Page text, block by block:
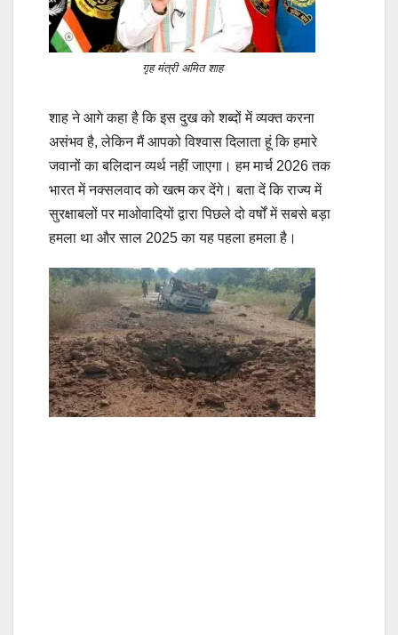
गृह मंत्री अमित शाह
शाह ने आगे कहा है कि इस दुख को शब्दों में व्यक्त करना
असंभव है, लेकिन मैं आपको विश्वास दिलाता हूं कि हमारे
जवानों का बलिदान व्यर्थ नहीं जाएगा। हम मार्च 2026 तक
भारत में नक्सलवाद को खत्म कर देंगे। बता दें कि राज्य में
सुरक्षाबलों पर माओवादियों द्वारा पिछले दो वर्षों में सबसे बड़ा
हमला था और साल 2025 का यह पहला हमला है।